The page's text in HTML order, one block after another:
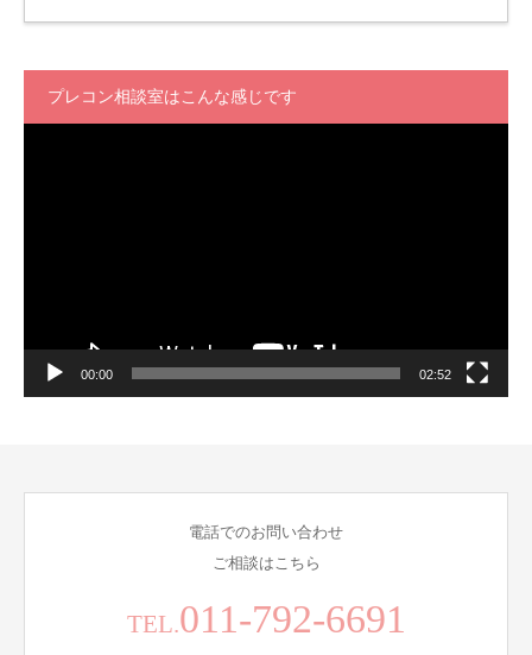
プレコン相談室はこんな感じです
00:00 02:52
電話でのお問い合わせ
ご相談はこちら
TEL.011-792-6691